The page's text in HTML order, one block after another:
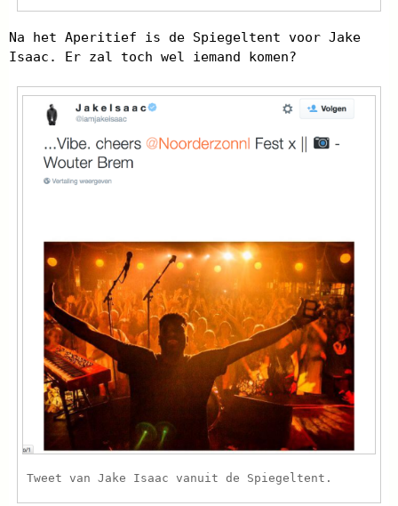
Na het Aperitief is de Spiegeltent voor Jake
Isaac. Er zal toch wel iemand komen?
Tweet van Jake Isaac vanuit de Spiegeltent.